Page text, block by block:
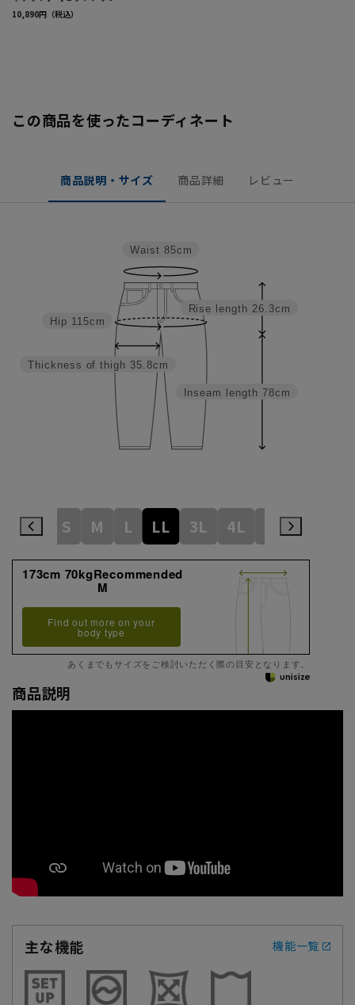
この商品を使ったコーディネート
商品説明・サイズ 商品詳細 レビュー
Inseam length 78cm
Rise length 26.3cm
Thickness of thigh 35.8cm
Hip 115cm
Waist 85cm
S M L LL 3L 4L WideM
173cm 70kgRecommended
M
Find out more on your
body type
あくまでもサイズをご検討いただく際の目安となります。
商品説明
主な機能 機能一覧